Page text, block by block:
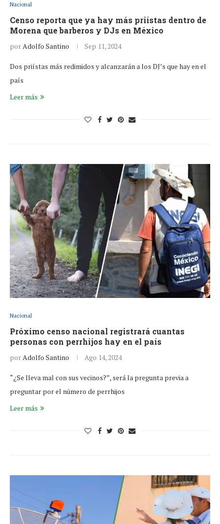
Nacional
Censo reporta que ya hay más priístas dentro de
Morena que barberos y DJs en México
porAdolfo Santino Sep 11, 2024
Dos priístas más redimidos y alcanzarán a los DJ’s que hay en el
país
Leer más
Nacional
Próximo censo nacional registrará cuantas
personas con perrhijos hay en el país
porAdolfo Santino Ago 14, 2024
“¿Se lleva mal con sus vecinos?”, será la pregunta previa a
preguntar por el número de perrhijos
Leer más